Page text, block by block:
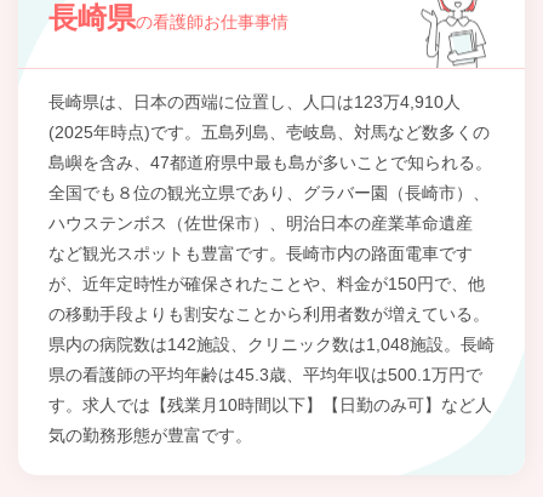
長崎県の看護師お仕事事情
長崎県は、日本の西端に位置し、人口は123万4,910人
(2025年時点)です。五島列島、壱岐島、対馬など数多くの
島嶼を含み、47都道府県中最も島が多いことで知られる。
全国でも８位の観光立県であり、グラバー園（長崎市）、
ハウステンボス（佐世保市）、明治日本の産業革命遺産
など観光スポットも豊富です。長崎市内の路面電車です
が、近年定時性が確保されたことや、料金が150円で、他
の移動手段よりも割安なことから利用者数が増えている。
県内の病院数は142施設、クリニック数は1,048施設。長崎
県の看護師の平均年齢は45.3歳、平均年収は500.1万円で
す。求人では【残業月10時間以下】【日勤のみ可】など人
気の勤務形態が豊富です。